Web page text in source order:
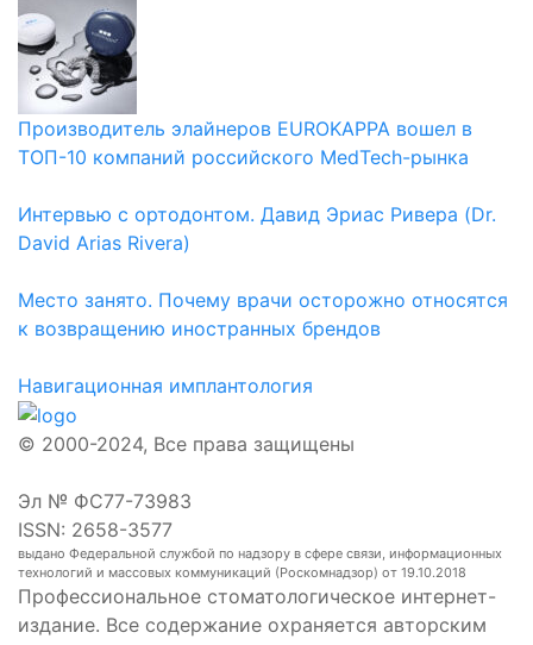
Производитель элайнеров EUROKAPPA вошел в
ТОП-10 компаний российского MedTech-рынка
Интервью с ортодонтом. Давид Эриас Ривера (Dr.
David Arias Rivera)
Место занято. Почему врачи осторожно относятся
к возвращению иностранных брендов
Навигационная имплантология
© 2000-2024, Все права защищены
Эл № ФС77-73983
ISSN: 2658-3577
выдано Федеральной службой по надзору в сфере связи, информационных
технологий и массовых коммуникаций (Роскомнадзор) от 19.10.2018
Профессиональное стоматологическое интернет-
издание. Все содержание охраняется авторским